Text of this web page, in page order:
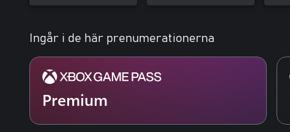
Ingår i de här prenumerationerna
Premium